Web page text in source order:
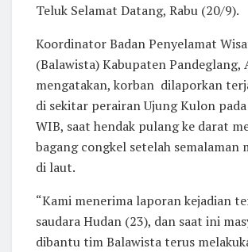
Teluk Selamat Datang, Rabu (20/9).
Koordinator Badan Penyelamat
(Balawista) Kabupaten Pandeglang,
mengatakan, korban dilaporkan
di sekitar perairan Ujung Kulon
WIB, saat hendak pulang ke darat
bagang congkel setelah semalaman
di laut.
“Kami menerima laporan kejadian
saudara Hudan (23), dan saat ini
dibantu tim Balawista terus